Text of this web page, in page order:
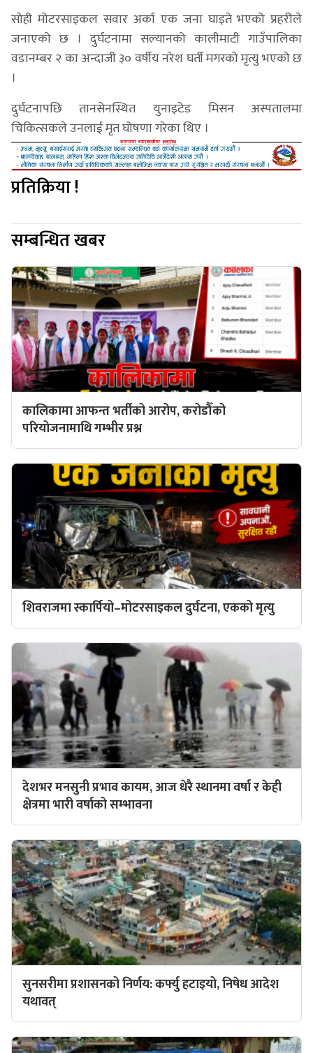
सोही मोटरसाइकल सवार अर्का एक जना घाइते भएको प्रहरीले
जनाएको छ । दुर्घटनामा सल्यानको कालीमाटी गाउँपालिका
वडानम्बर २ का अन्दाजी ३० वर्षीय नरेश घर्ती मगरको मृत्यु भएको छ
।
दुर्घटनापछि तानसेनस्थित युनाइटेड मिसन अस्पतालमा
चिकित्सकले उनलाई मृत घोषणा गरेका थिए ।
प्रतिक्रिया !
सम्बन्धित खबर
कालिकामा आफन्त भर्तीको आरोप, करोडौँको
परियोजनामाथि गम्भीर प्रश्न
शिवराजमा स्कार्पियो–मोटरसाइकल दुर्घटना, एकको मृत्यु
देशभर मनसुनी प्रभाव कायम, आज धेरै स्थानमा वर्षा र केही
क्षेत्रमा भारी वर्षाको सम्भावना
सुनसरीमा प्रशासनको निर्णय: कर्फ्यु हटाइयो, निषेध आदेश
यथावत्